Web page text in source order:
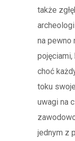
także
na pewno
pojęciami,
choć
toku
uwagi na
jednym z